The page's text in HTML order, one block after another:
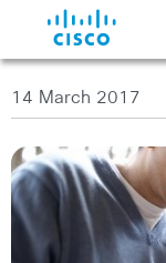
14 March 2017